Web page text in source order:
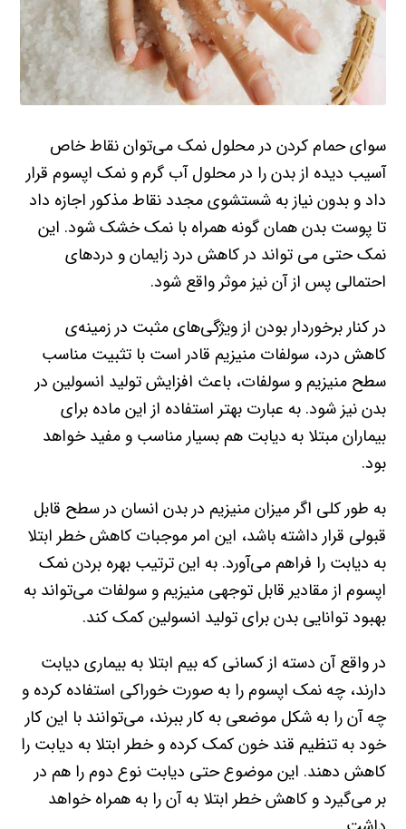
سوای حمام کردن در محلول نمک می‌توان نقاط خاص
آسیب دیده از بدن را در محلول آب گرم و نمک اپسوم قرار
داد و بدون نیاز به شستشوی مجدد نقاط مذکور اجازه داد
تا پوست بدن همان گونه همراه با نمک خشک شود. این
نمک حتی می تواند در کاهش درد زایمان و دردهای
احتمالی پس از آن نیز موثر واقع شود.
در کنار برخوردار بودن از ویژگی‌های مثبت در زمینه‌ی
کاهش درد، سولفات منیزیم قادر است با تثبیت مناسب
سطح منیزیم و سولفات، باعث افزایش تولید انسولین در
بدن نیز شود. به عبارت بهتر استفاده از این ماده برای
بیماران مبتلا به دیابت هم بسیار مناسب و مفید خواهد
بود.
به طور کلی اگر میزان منیزیم در بدن انسان در سطح قابل
قبولی قرار داشته باشد، این امر موجبات کاهش خطر ابتلا
به دیابت را فراهم می‌آورد. به این ترتیب بهره بردن نمک
اپسوم از مقادیر قابل توجهی منیزیم و سولفات می‌تواند به
بهبود توانایی بدن برای تولید انسولین کمک کند.
در واقع آن دسته از کسانی که بیم ابتلا به بیماری دیابت
دارند، چه نمک اپسوم را به صورت خوراکی استفاده کرده و
چه آن را به شکل موضعی به کار ببرند، می‌توانند با این کار
خود به تنظیم قند خون کمک کرده و خطر ابتلا به دیابت را
کاهش دهند. این موضوع حتی دیابت نوع دوم را هم در
بر می‌گیرد و کاهش خطر ابتلا به آن را به همراه خواهد